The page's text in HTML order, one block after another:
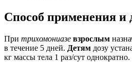
Способ применения и
При трихомониазе взрослым
в течение 5 дней. Детям дозу
кг массы тела 1 раз/сут однократно.